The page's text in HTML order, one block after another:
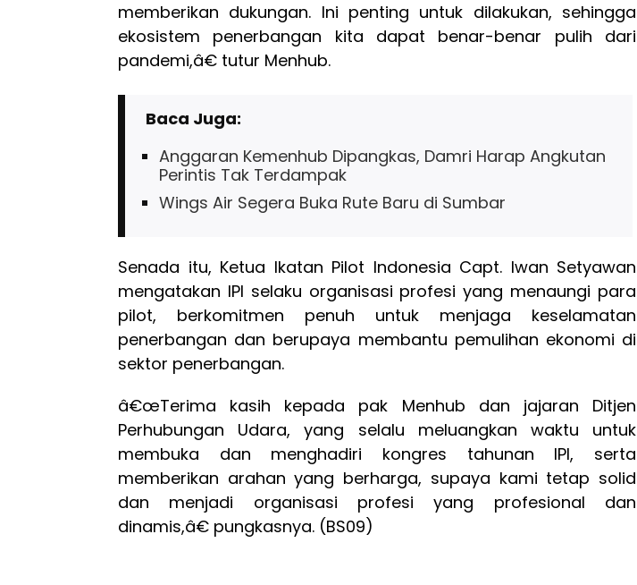
memberikan dukungan. Ini penting untuk dilakukan, sehingga
ekosistem penerbangan kita dapat benar-benar pulih dari
pandemi,â€ tutur Menhub.
Baca Juga:
Anggaran Kemenhub Dipangkas, Damri Harap Angkutan
Perintis Tak Terdampak
Wings Air Segera Buka Rute Baru di Sumbar
Senada itu, Ketua Ikatan Pilot Indonesia Capt. Iwan Setyawan
mengatakan IPI selaku organisasi profesi yang menaungi para
pilot, berkomitmen penuh untuk menjaga keselamatan
penerbangan dan berupaya membantu pemulihan ekonomi di
sektor penerbangan.
â€œTerima kasih kepada pak Menhub dan jajaran Ditjen
Perhubungan Udara, yang selalu meluangkan waktu untuk
membuka dan menghadiri kongres tahunan IPI, serta
memberikan arahan yang berharga, supaya kami tetap solid
dan menjadi organisasi profesi yang profesional dan
dinamis,â€ pungkasnya. (BS09)